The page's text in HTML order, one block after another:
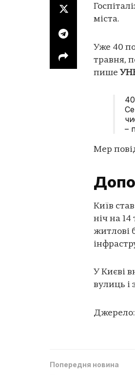
міста.
Уже 40
травня,
пише
–
Мер
Київ
ніч на
житлові
У Києві
вулиць і
Джерело:
Попередня новина